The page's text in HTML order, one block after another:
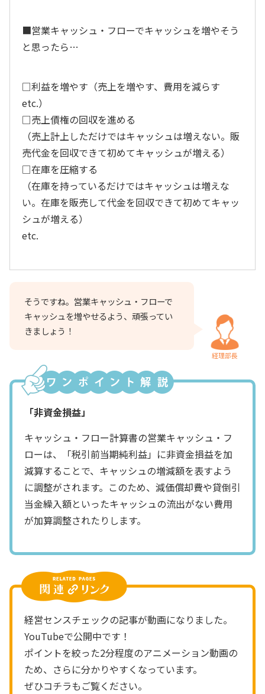
■営業キャッシュ・フローでキャッシュを増やそう
と思ったら…
□利益を増やす（売上を増やす、費用を減らす
etc.）
□売上債権の回収を進める
（売上計上しただけではキャッシュは増えない。販
売代金を回収できて初めてキャッシュが増える）
□在庫を圧縮する
（在庫を持っているだけではキャッシュは増えな
い。在庫を販売して代金を回収できて初めてキャッ
シュが増える）
etc.
そうですね。営業キャッシュ・フローで
キャッシュを増やせるよう、頑張ってい
きましょう！
経理部長
「非資金損益」
キャッシュ・フロー計算書の営業キャッシュ・フ
ローは、「税引前当期純利益」に非資金損益を加
減算することで、キャッシュの増減額を表すよう
に調整がされます。このため、減価償却費や貸倒引
当金繰入額といったキャッシュの流出がない費用
が加算調整されたりします。
経営センスチェックの記事が動画になりました。
YouTubeで公開中です！
ポイントを絞った2分程度のアニメーション動画の
ため、さらに分かりやすくなっています。
ぜひコチラもご覧ください。